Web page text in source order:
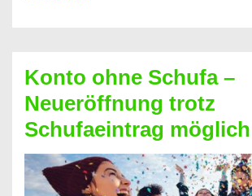
Sie
einen
Kredit
ohne
Einkommensnachweis
Konto ohne Schufa –
Neueröffnung trotz
Schufaeintrag möglich